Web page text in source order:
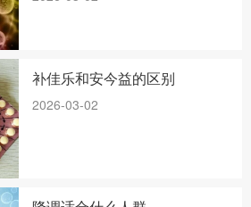
补佳乐和安今益的区别
2026-03-02